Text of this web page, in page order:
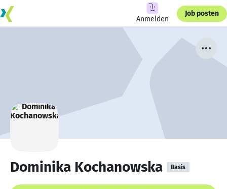
Anmelden
Job posten
Dominika Kochanowska Basis